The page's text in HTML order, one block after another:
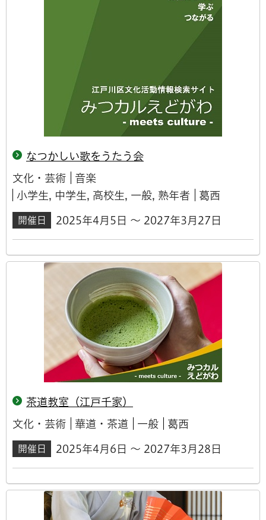
なつかしい歌をうたう会
文化・芸術
音楽
小学生, 中学生, 高校生, 一般, 熟年者
葛西
開催日 2025年4月5日 ～ 2027年3月27日
茶道教室（江戸千家）
文化・芸術 華道・茶道 一般 葛西
開催日 2025年4月6日 ～ 2027年3月28日